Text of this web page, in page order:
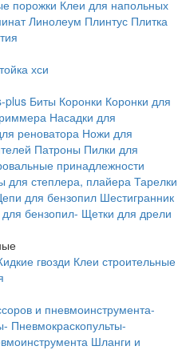
порожки Клеи для напольных
Линолеум Плинтус Плитка
хси
plus Биты Коронки Коронки для
Насадки для
реноватора Ножи для
Патроны Пилки для
принадлежности
для степлера, плайера Тарелки
для бензопил Шестигранник
бензопил- Щетки для дрели
гвозди Клеи строительные
и пневмоинструмента-
Пневмокраскопульты-
Шланги и